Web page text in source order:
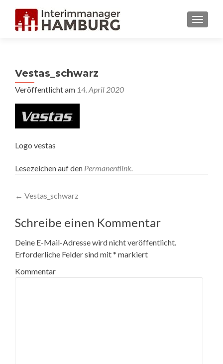
MENU
Vestas_schwarz
Veröffentlicht am 14. April 2020
Logo vestas
Lesezeichen auf den Permanentlink.
Artikel-Navigation
← Vestas_schwarz
Schreibe einen Kommentar
Deine E-Mail-Adresse wird nicht veröffentlicht.
Erforderliche Felder sind mit* markiert
Kommentar